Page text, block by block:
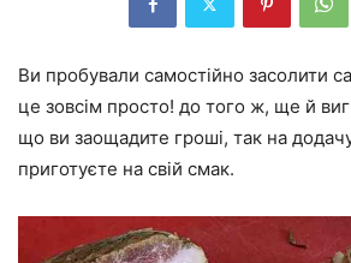
Ви пробували самостійно засолити
це зовсім просто! до того ж, ще й
що ви заощадите гроші, так на
приготуєте на свій смак.